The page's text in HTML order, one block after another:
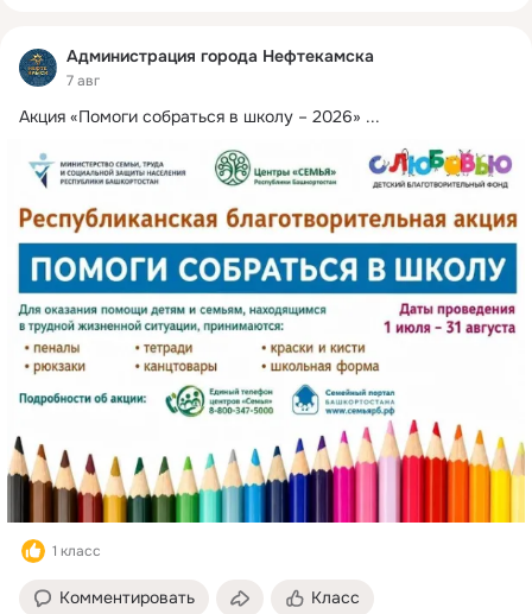
Администрация города Нефтекамска
7 авг
Акция «Помоги собраться в школу – 2026» ...
1 класс
Комментировать Класс